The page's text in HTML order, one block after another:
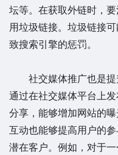
坛等。在获取外链时，
用垃圾链接。垃圾链接
致搜索引擎的惩罚。
社交媒体推广也是提
通过在社交媒体平台上
分享，能够增加网站的
互动也能够提高用户的
潜在客户。例如，对于